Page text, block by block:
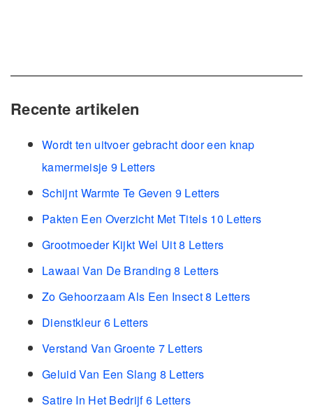
Recente artikelen
Wordt ten uitvoer gebracht door een knap
kamermeisje 9 Letters
Schijnt Warmte Te Geven 9 Letters
Pakten Een Overzicht Met Titels 10 Letters
Grootmoeder Kijkt Wel Uit 8 Letters
Lawaai Van De Branding 8 Letters
Zo Gehoorzaam Als Een Insect 8 Letters
Dienstkleur 6 Letters
Verstand Van Groente 7 Letters
Geluid Van Een Slang 8 Letters
Satire In Het Bedrijf 6 Letters